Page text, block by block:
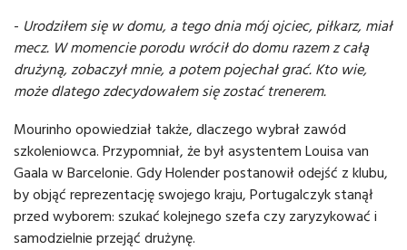
- Urodziłem się w domu, a tego dnia mój ojciec, piłkarz, miał
mecz. W momencie porodu wrócił do domu razem z całą
drużyną, zobaczył mnie, a potem pojechał grać. Kto wie,
może dlatego zdecydowałem się zostać trenerem.
Mourinho opowiedział także, dlaczego wybrał zawód
szkoleniowca. Przypomniał, że był asystentem Louisa van
Gaala w Barcelonie. Gdy Holender postanowił odejść z klubu,
by objąć reprezentację swojego kraju, Portugalczyk stanął
przed wyborem: szukać kolejnego szefa czy zaryzykować i
samodzielnie przejąć drużynę.